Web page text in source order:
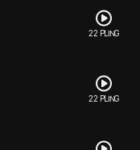
22 PLING
22 PLING